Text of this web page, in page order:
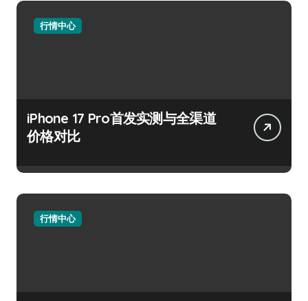
行情中心
iPhone 17 Pro首发实测与全渠道
价格对比
行情中心